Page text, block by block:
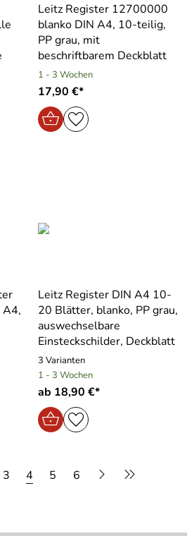
Leitz Register 12700000
blanko DIN A4, 10-teilig,
PP grau, mit
beschriftbarem Deckblatt
1 - 3 Wochen
17,90 €*
A4,
Leitz Register DIN A4 10-
20 Blätter, blanko, PP grau,
auswechselbare
Einsteckschilder, Deckblatt
3 Varianten
1 - 3 Wochen
ab 18,90 €*
3 4 5 6